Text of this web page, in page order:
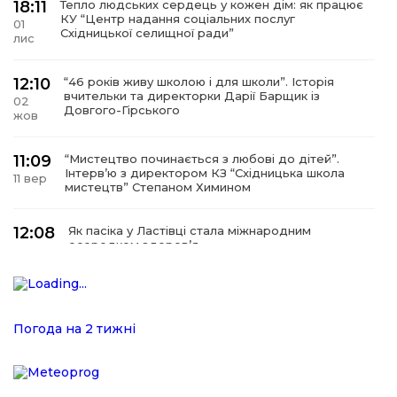
18:11
01
лис
Тепло людських сердець у кожен дім: як працює
КУ “Центр надання соціальних послуг
Східницької селищної ради”
12:10
02
жов
“46 років живу школою і для школи”. Історія
вчительки та директорки Дарії Барщик із
Довгого-Гірського
11:09
11 вер
“Мистецтво починається з любові до дітей”.
Інтерв’ю з директором КЗ “Східницька школа
мистецтв” Степаном Химином
12:08
Як пасіка у Ластівці стала міжнародним
осередком здоров’я
15 лип
“Респект — Гаївка”
17:07
Віра, що не згасає. Історія сили духу,
Погода на 2 тижні